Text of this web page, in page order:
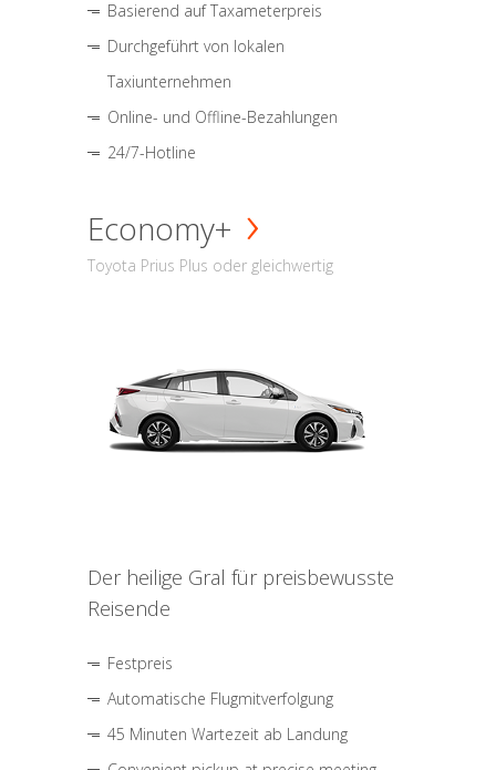
Basierend auf Taxameterpreis
Durchgeführt von lokalen
Taxiunternehmen
Online- und Offline-Bezahlungen
24/7-Hotline
Economy+
Toyota Prius Plus oder gleichwertig
Der heilige Gral für preisbewusste
Reisende
Festpreis
Automatische Flugmitverfolgung
45 Minuten Wartezeit ab Landung